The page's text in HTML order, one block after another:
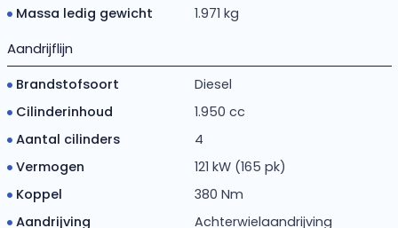
Massa ledig gewicht
1.971 kg
Aandrijflijn
Brandstofsoort
Diesel
Cilinderinhoud
1.950 cc
Aantal cilinders
4
Vermogen
121 kW (165 pk)
Koppel
380 Nm
Aandrijving
Achterwielaandrijving